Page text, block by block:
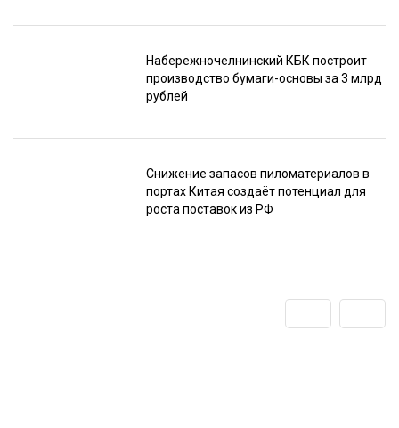
Набережночелнинский КБК построит
производство бумаги-основы за 3 млрд
рублей
Снижение запасов пиломатериалов в
портах Китая создаёт потенциал для
роста поставок из РФ